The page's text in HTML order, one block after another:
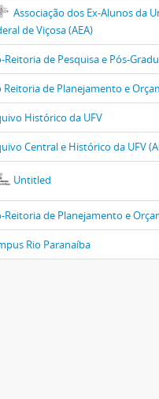
Associação dos Ex-Alunos da
de Viçosa (AEA)
Reitoria de Pesquisa e Pós-
Reitoria de Planejamento e
Histórico da UFV
Central e Histórico da UFV
Untitled
Reitoria de Planejamento e
Rio Paranaíba